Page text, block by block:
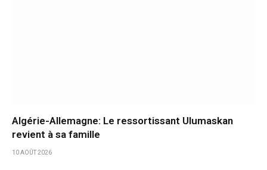
Algérie-Allemagne: Le ressortissant Ulumaskan
revient à sa famille
10 AOÛT 2026